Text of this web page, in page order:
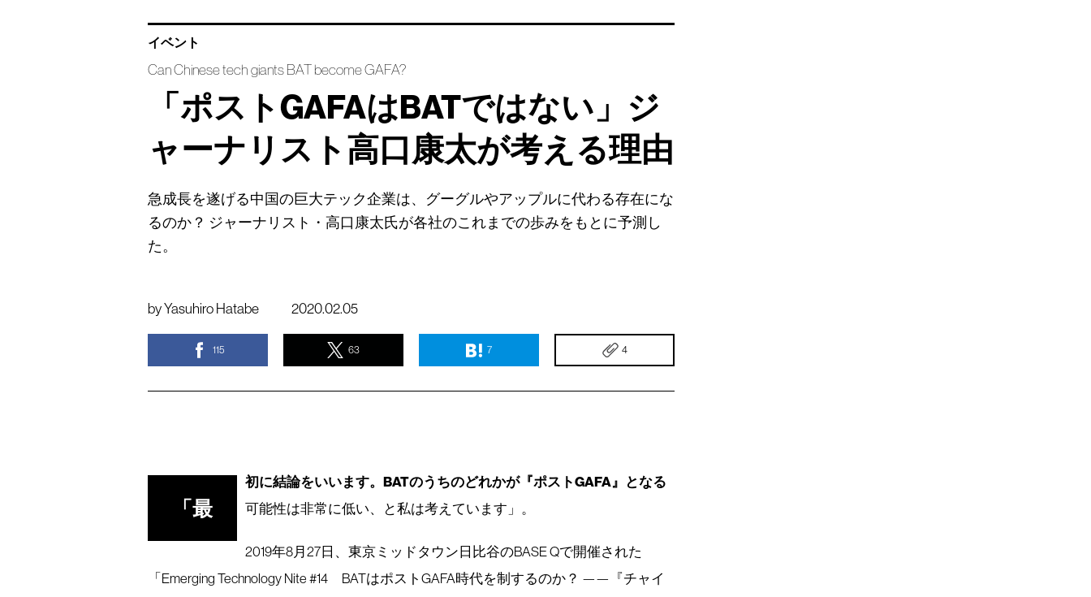
イベント
Can Chinese tech giants BAT become GAFA?
「ポストGAFAはBATではない」ジ
ャーナリスト高口康太が考える理由
急成長を遂げる中国の巨大テック企業は、グーグルやアップルに代わる存在にな
るのか？ ジャーナリスト・高口康太氏が各社のこれまでの歩みをもとに予測し
た。
byYasuhiro Hatabe 2020.02.05
115 63 7 4
「最
初に結論をいいます。BATのうちのどれかが『ポストGAFA』となる
可能性は非常に低い、と私は考えています」。
2019年8月27日、東京ミッドタウン日比谷のBASE Qで開催された
「Emerging Technology Nite #14 BATはポストGAFA時代を制するのか？ ——『チャイ